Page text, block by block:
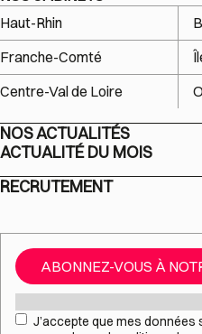
Haut-Rhin
Franche-Comté
Centre-Val de Loire
NOS ACTUALITÉS
ACTUALITÉ DU MOIS
RECRUTEMENT
ABONNEZ-VOUS À
Mail*
RGPD*
J’accepte que mes données